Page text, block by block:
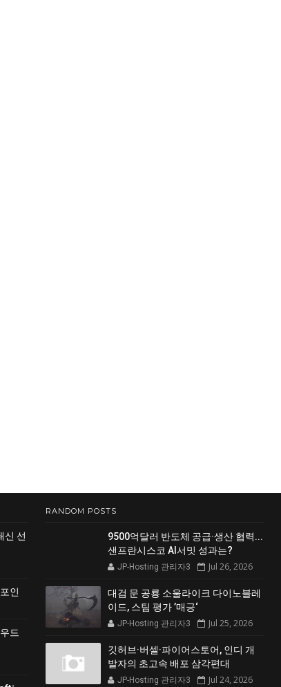
신 선
인
드
RANDOM POSTS
9500억달러 반도체 공급·생산 협력...
샌프란시스코 AI서밋 성과는?
JP-Hosting 관리자3 Jul 26, 2026
대검 문 공룡 소울라이크 다이노블레
이드, 스팀 평가 ’매긍‘
JP-Hosting 관리자3 Jul 25, 2026
깃허브·버셀·파이어스토어, 인디 개
발자의 초고속 배포 삼각편대
JP-Hosting 관리자3 Jul 24, 2026